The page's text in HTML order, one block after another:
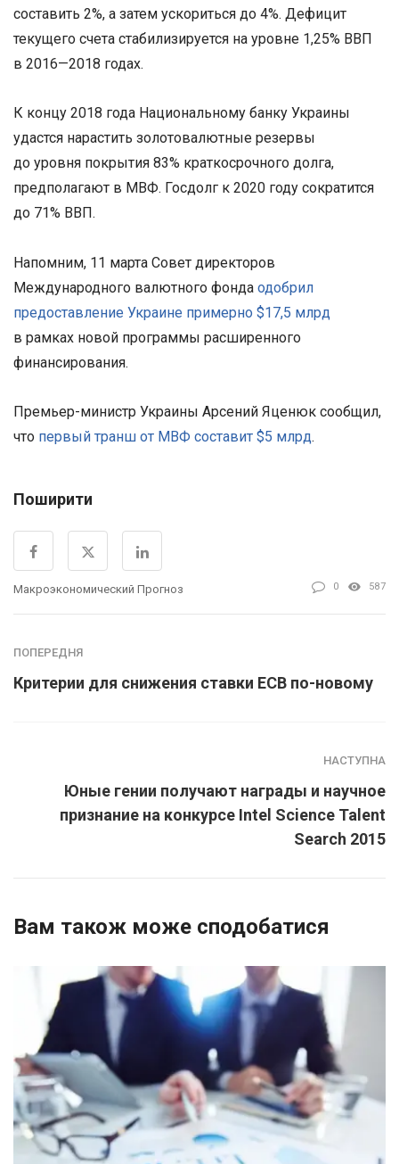
составить 2%, а затем ускориться до 4%. Дефицит
текущего счета стабилизируется на уровне 1,25% ВВП
в 2016—2018 годах.
К концу 2018 года Национальному банку Украины
удастся нарастить золотовалютные резервы
до уровня покрытия 83% краткосрочного долга,
предполагают в МВФ. Госдолг к 2020 году сократится
до 71% ВВП.
Напомним, 11 марта Совет директоров
Международного валютного фонда одобрил
предоставление Украине примерно $17,5 млрд
в рамках новой программы расширенного
финансирования.
Премьер-министр Украины Арсений Яценюк сообщил,
что первый транш от МВФ составит $5 млрд.
Поширити
Макроэкономический Прогноз 0 587
ПОПЕРЕДНЯ
Критерии для снижения ставки ЕСВ по-новому
НАСТУПНА
Юные гении получают награды и научное
признание на конкурсе Intel Science Talent
Search 2015
Вам також може сподобатися